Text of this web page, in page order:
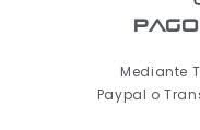
Mediante
Paypal o